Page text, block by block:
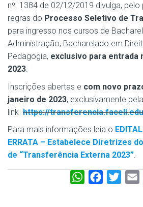
nº. 1384 de 02/12/2019 divulga, pelo
regras do Processo Seletivo de
para ingresso nos cursos de
Administração, Bacharelado em
Pedagogia, exclusivo para entrada
2023.
Inscrições abertas e com novo
janeiro de 2023, exclusivamente
link https://
Para mais informações leia o
ERRATA – Estabelece Diretrizes
de “Transferência Externa 2023”.
W